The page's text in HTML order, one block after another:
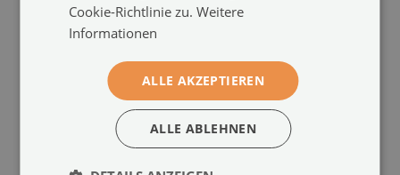
Cookie-Richtlinie zu.Weitere
Informationen
ALLE AKZEPTIEREN
ALLE ABLEHNEN